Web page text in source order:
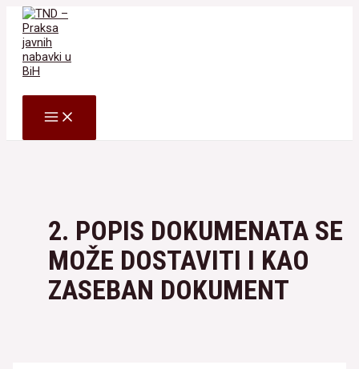
Skip
content
MAIN
MENU
2. POPIS DOKUMENATA SE
MOŽE DOSTAVITI I KAO
ZASEBAN DOKUMENT